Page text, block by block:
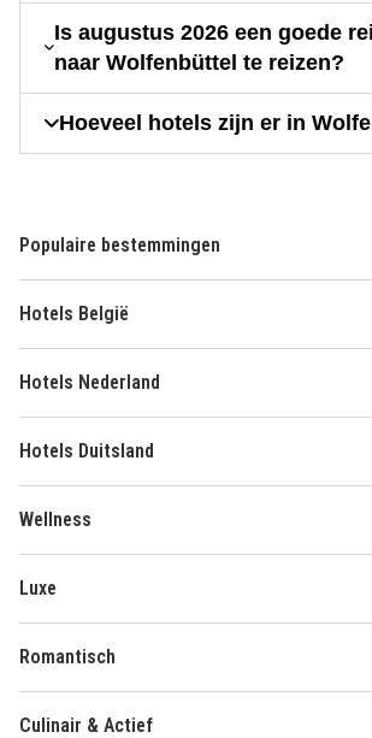
Is augustus 2026 een goede
naar Wolfenbüttel te reizen?
Hoeveel hotels zijn er in
Populaire bestemmingen
Hotels België
Hotels Nederland
Hotels Duitsland
Wellness
Luxe
Romantisch
Culinair & Actief